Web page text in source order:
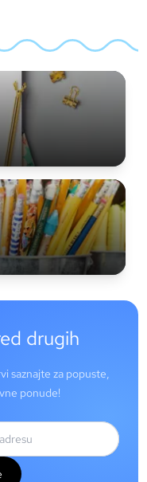
drugih
saznajte za popuste,
ponude!